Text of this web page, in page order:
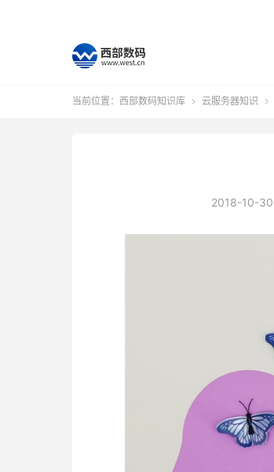
当前位置： 西部数码知识库  云服务器知识 
2018-10-30